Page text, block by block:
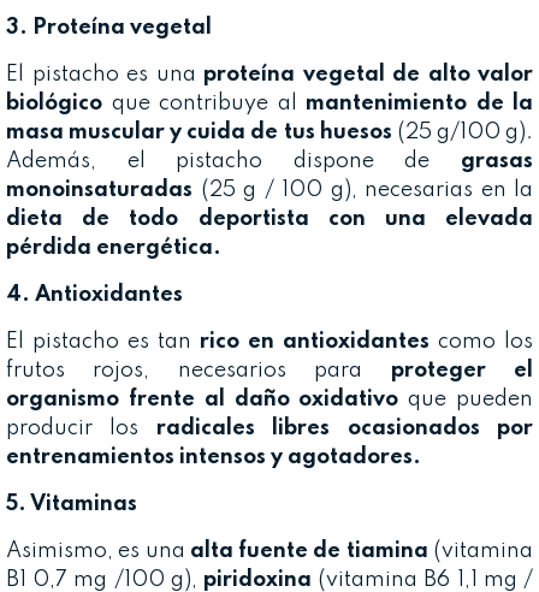
3. Proteína vegetal
El pistacho es una proteína vegetal de alto valor
biológico que contribuye al mantenimiento de la
masa muscular y cuida de tus huesos (25 g/100 g).
Además, el pistacho dispone de grasas
monoinsaturadas (25 g / 100 g), necesarias en la
dieta de todo deportista con una elevada
pérdida energética.
4. Antioxidantes
El pistacho es tan rico en antioxidantes como los
frutos rojos, necesarios para proteger el
organismo frente al daño oxidativo que pueden
producir los radicales libres ocasionados por
entrenamientos intensos y agotadores.
5. Vitaminas
Asimismo, es una alta fuente de tiamina (vitamina
B1 0,7 mg /100 g), piridoxina (vitamina B6 1,1 mg /